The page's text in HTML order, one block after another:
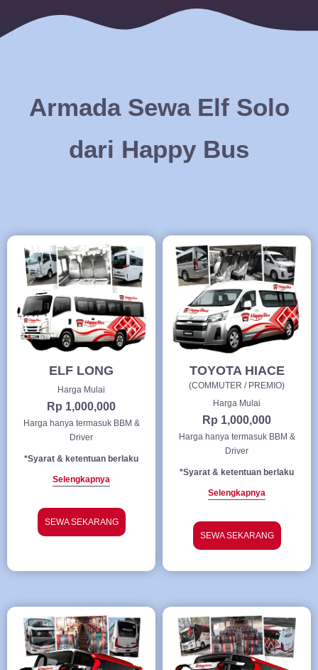
Armada Sewa Elf Solo
dari Happy Bus
ELF LONG
Harga Mulai
Rp 1,000,000
Harga hanya termasuk BBM &
Driver
*Syarat & ketentuan berlaku
Selengkapnya
SEWA SEKARANG
TOYOTA HIACE
(COMMUTER / PREMIO)
Harga Mulai
Rp 1,000,000
Harga hanya termasuk BBM &
Driver
*Syarat & ketentuan berlaku
Selengkapnya
SEWA SEKARANG